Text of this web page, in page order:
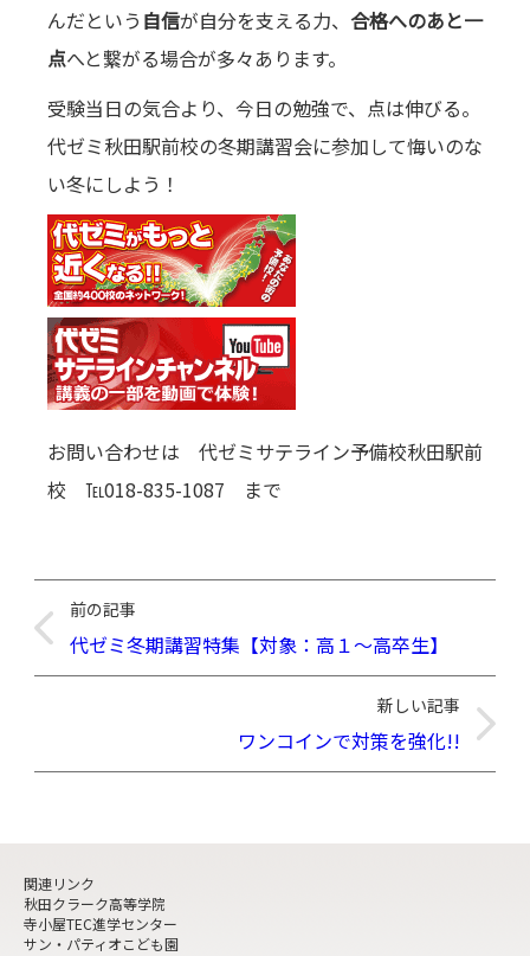
んだという 自信が自分を支える力、 合格へのあと一
点へと繋がる場合が多々あります。
受験当日の気合より、今日の勉強で、点は伸びる。
代ゼミ秋田駅前校の冬期講習会に参加して悔いのな
い冬にしよう！
お問い合わせは 代ゼミサテライン予備校秋田駅前
校 ℡018-835-1087 まで
前の記事
代ゼミ冬期講習特集【対象：高１～高卒生】
新しい記事
ワンコインで対策を強化!!
関連リンク
秋田クラーク高等学院
寺小屋TEC進学センター
サン・パティオこども園